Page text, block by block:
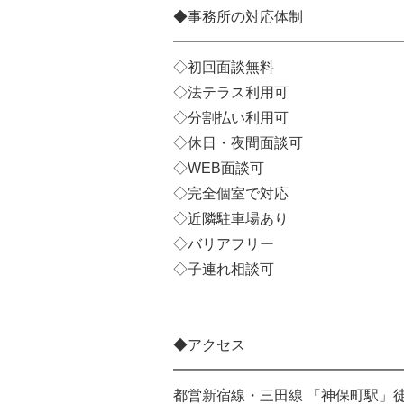
◆事務所の対応体制
◇初回面談無料
◇法テラス利用可
◇分割払い利用可
◇休日・夜間面談可
◇WEB面談可
◇完全個室で対応
◇近隣駐車場あり
◇バリアフリー
◇子連れ相談可
◆アクセス
都営新宿線・三田線 「神保町駅」